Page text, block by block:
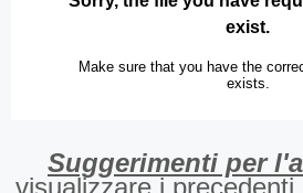
Suggerimenti per
visualizzare i